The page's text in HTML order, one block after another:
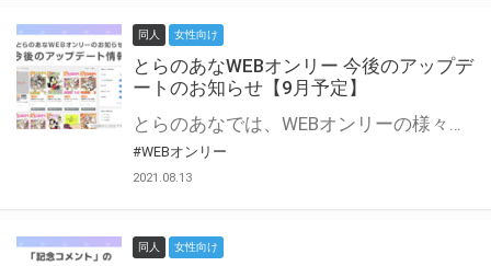
同人 女性向け
とらのあなWEBオンリー 今後のアップデ
ートのお知らせ【9月予定】
とらのあなでは、WEBオンリーの様々な支援を実施しています。 今回は2021年9月に実装を予定しているアップデート情報についてご紹介いたします。 とらのあなWEBオンリーサイトはこちら
#WEBオンリー
2021.08.13
同人 女性向け